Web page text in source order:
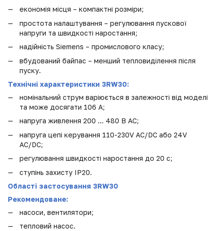
економія місця – компактні розміри;
простота налаштування – регулювання пускової
напруги та швидкості наростання;
надійність Siemens – промислового класу;
вбудований байпас – менший тепловиділення після
пуску.
Технічні характеристики 3RW30:
номінальний струм варіюється в залежності від моделі
та може досягати 106 А;
напруга живлення 200 … 480 В AC;
напруга цепі керування 110-230V AC/DC або 24V
AC/DC;
регулювання швидкості наростання до 20 с;
ступінь захисту IP20.
Області застосування 3RW30
Рекомендоване:
насоси, вентилятори;
тепловий насос.